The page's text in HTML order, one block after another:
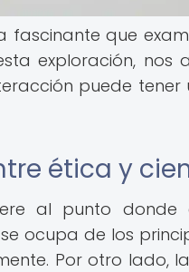
fascinante que
exploración, nos
puede tener
ética y
al punto donde
ocupa de los
Por otro lado,